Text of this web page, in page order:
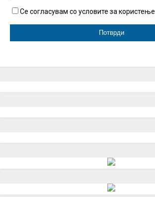
Се согласувам со условите за користење